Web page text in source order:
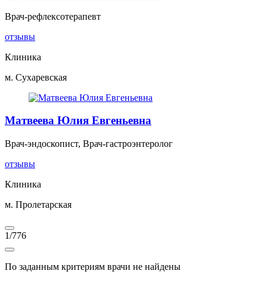
Врач-рефлексотерапевт
отзывы
Клиника
м. Сухаревская
Матвеева Юлия Евгеньевна
Врач-эндоскопист, Врач-гастроэнтеролог
отзывы
Клиника
м. Пролетарская
1/776
По заданным критериям врачи не найдены